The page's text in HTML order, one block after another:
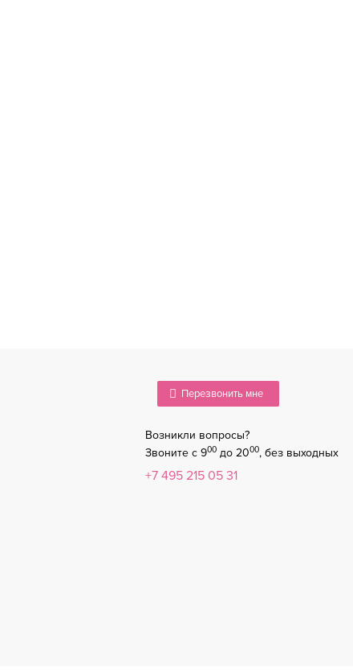
LONAX LX RELAX ППУ 5 ТОППЕР LONAX LX 6
8 858
Перезвонить мне
Возникли вопросы?
Звоните с 900 до 2000, без выходных
+7 495 215 05 31